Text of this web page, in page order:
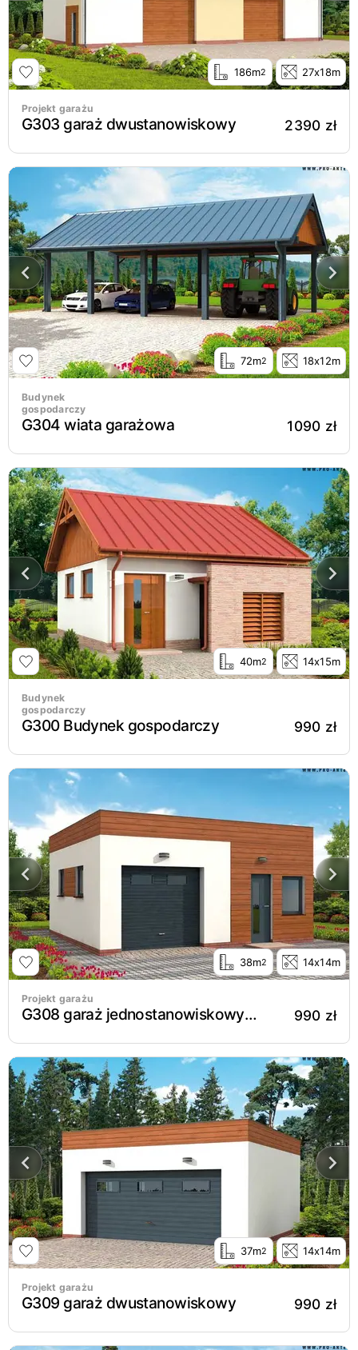
186m2 27x18m
Projekt garażu
G303 garaż dwustanowiskowy 2390 zł
72m2 18x12m
Budynek
gospodarczy
G304 wiata garażowa 1090 zł
40m2 14x15m
Budynek
gospodarczy
G300 Budynek gospodarczy 990 zł
38m2 14x14m
Projekt garażu
G308 garaż jednostanowiskowy z pomieszczeniem gospodarczym 990 zł
37m2 14x14m
Projekt garażu
G309 garaż dwustanowiskowy 990 zł